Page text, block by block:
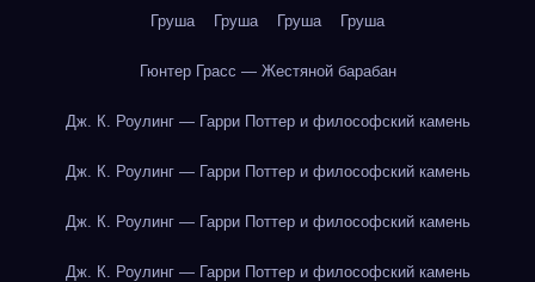
Груша Груша Груша Груша
Гюнтер Грасс — Жестяной барабан
Дж. К. Роулинг — Гарри Поттер и философский камень
Дж. К. Роулинг — Гарри Поттер и философский камень
Дж. К. Роулинг — Гарри Поттер и философский камень
Дж. К. Роулинг — Гарри Поттер и философский камень